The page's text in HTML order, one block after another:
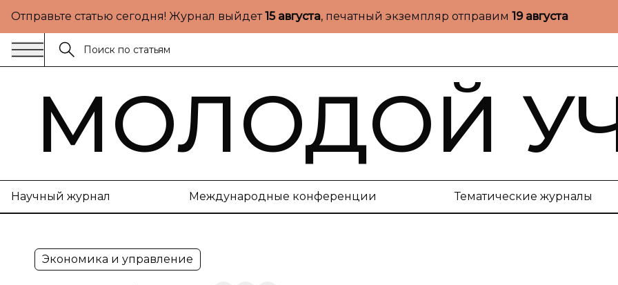
Отправьте статью сегодня! Журнал выйдет15 августа, печатный экземпляр отправим 19 августа
МОЛОДОЙ
Научный журнал Международные конференции Тематические журналы
Экономика и управление